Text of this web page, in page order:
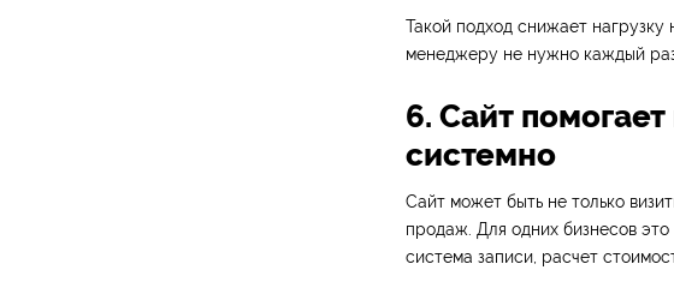
Такой подход снижает нагрузку
менеджеру не нужно каждый
6. Сайт
системно
Сайт может быть не только
продаж. Для одних бизнесов это
система записи, расчет